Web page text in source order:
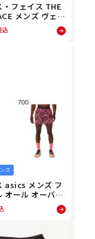
フェイス THE
メンズ ヴェイ
ングパンツ ラン
グパンツ NB125
秋冬
込
ズ
asics メンズ フ
オール オーバー
ALL OVER PRIN
ツ 2011D526 26F